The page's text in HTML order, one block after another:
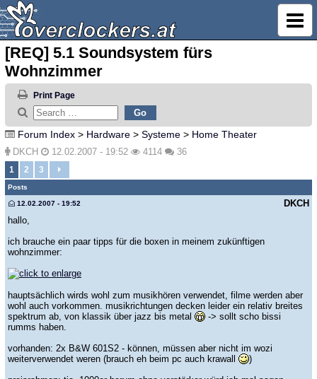
[REQ] 5.1 Soundsystem fürs
Wohnzimmer
Print Page
Forum Index > Hardware > Systeme > Home Theater
DKCH 12.02.2007 - 19:52 4114 36
1 2 3
Posts
DKCH
12.02.2007 - 19:52
hallo,
ich brauche ein paar tipps für die boxen in meinem zukünftigen
wohnzimmer:
hauptsächlich wirds wohl zum musikhören verwendet, filme werden aber
wohl auch vorkommen. musikrichtungen decken leider ein relativ breites
spektrum ab, von klassik über jazz bis metal
-> sollt scho bissi
rumms haben.
vorhanden: 2x B&W 601S2 - können, müssen aber nicht im wozi
weiterverwendet weren (brauch eh beim pc auch krawall
)